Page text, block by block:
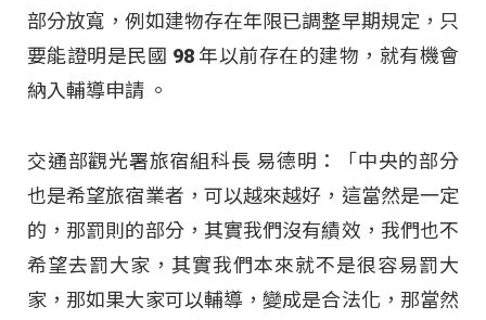
部分放寬，例如建物存在年限已調整早期規定，只
要能證明是民國 98 年以前存在的建物，就有機會
納入輔導申請 。
交通部觀光署旅宿組科長 易德明：「中央的部分
也是希望旅宿業者，可以越來越好，這當然是一定
的，那罰則的部分，其實我們沒有績效，我們也不
希望去罰大家，其實我們本來就不是很容易罰大
家，那如果大家可以輔導，變成是合法化，那當然